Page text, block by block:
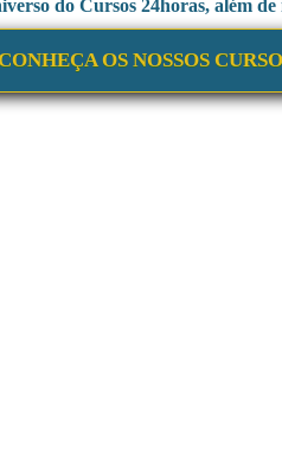
do Cursos 24horas, além de
OS NOSSOS